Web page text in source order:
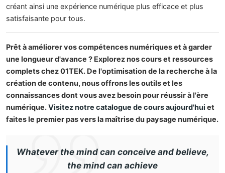
créant ainsi une expérience numérique plus efficace et plus
satisfaisante pour tous.
Prêt à améliorer vos compétences numériques et à garder
une longueur d'avance ? Explorez nos cours et ressources
complets chez 01TEK. De l'optimisation de la recherche à la
création de contenu, nous offrons les outils et les
connaissances dont vous avez besoin pour réussir à l'ère
numérique.Visitez notre catalogue de cours aujourd'hui et
faites le premier pas vers la maîtrise du paysage numérique.
Whatever the mind can conceive and believe,
the mind can achieve